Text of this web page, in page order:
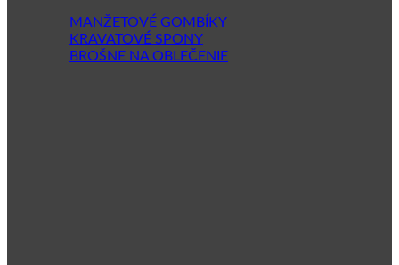
MANŽETOVÉ GOMBÍKY
KRAVATOVÉ SPONY
BROŠNE NA OBLEČENIE